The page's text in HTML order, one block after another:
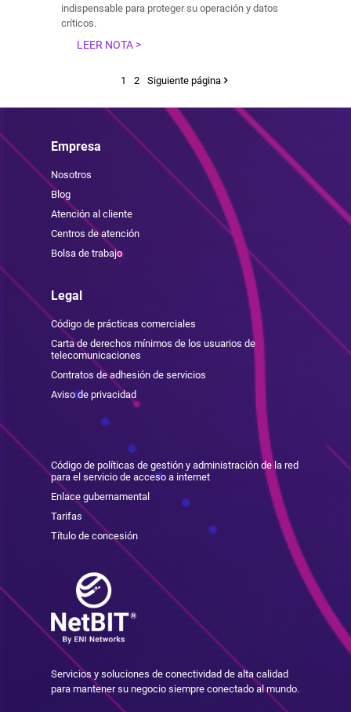
indispensable para proteger su operación y datos
críticos.
LEER NOTA >
1 2 Siguiente página
Empresa
Nosotros
Blog
Atención al cliente
Centros de atención
Bolsa de trabajo
Legal
Código de prácticas comerciales
Carta de derechos mínimos de los usuarios de
telecomunicaciones
Contratos de adhesión de servicios
Aviso de privacidad
Código de políticas de gestión y administración de la red
para el servicio de acceso a internet
Enlace gubernamental
Tarifas
Título de concesión
Servicios y soluciones de conectividad de alta calidad
para mantener su negocio siempre conectado al mundo.